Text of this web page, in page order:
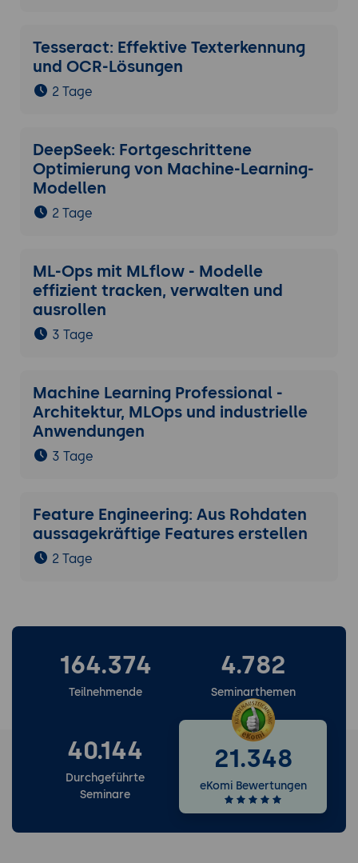
Tesseract: Effektive Texterkennung
und OCR-Lösungen
2 Tage
DeepSeek: Fortgeschrittene
Optimierung von Machine-Learning-
Modellen
2 Tage
ML-Ops mit MLflow - Modelle
effizient tracken, verwalten und
ausrollen
3 Tage
Machine Learning Professional -
Architektur, MLOps und industrielle
Anwendungen
3 Tage
Feature Engineering: Aus Rohdaten
aussagekräftige Features erstellen
2 Tage
164.374
Teilnehmende
4.782
Seminarthemen
40.144
Durchgeführte
Seminare
21.348
eKomi Bewertungen